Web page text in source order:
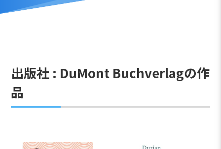
出版社 : DuMont Buchverlagの作
品